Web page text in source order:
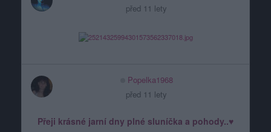
před 11 lety
Popelka1968
před 11 lety
Přeji krásné jarní dny plné sluníčka a pohody..♥